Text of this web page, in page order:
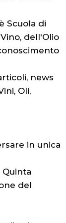
Scuola di
dell'Olio
news
Oli,
in unica
Quinta
del